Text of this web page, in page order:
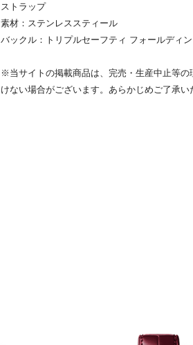
ストラップ
素材：ステンレススティール
バックル：トリプルセーフティ フォールディ
※当サイトの掲載商品は、完売・生産中止等
けない場合がございます。あらかじめご了承